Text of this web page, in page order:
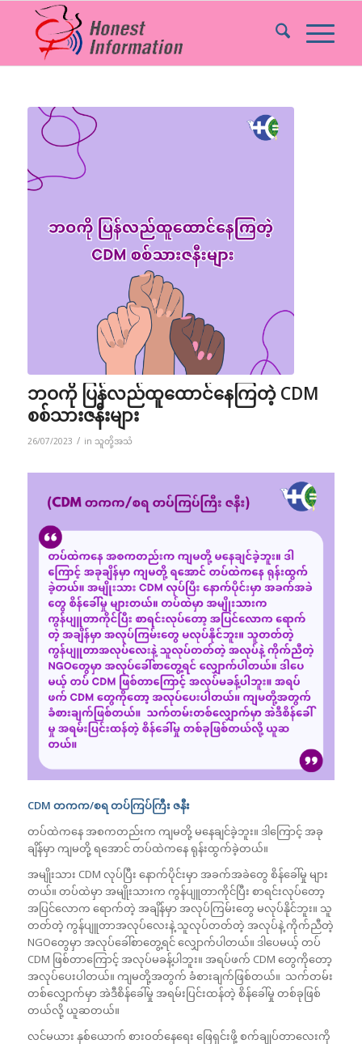
ဘဝကို ပြန်လည်ထူထောင်နေကြတဲ့ CDM
စစ်သားဇနီးများ
26/07/2023 / in သူတို့အသံ
CDM တကက/စရ တပ်ကြပ်ကြီး ဇနီး
တပ်ထဲကနေ အစကတည်းက ကျမတို့ မနေချင်ခဲ့ဘူး။ ဒါကြောင့် အခု
ချိန်မှာ ကျမတို့ ရအောင် တပ်ထဲကနေ ရုန်းထွက်ခဲ့တယ်။
အမျိုးသား CDM လုပ်ပြီး နောက်ပိုင်းမှာ အခက်အခဲတွေ စိန်ခေါ်မှု များ
တယ်။ တပ်ထဲမှာ အမျိုးသားက ကွန်ပျူတာကိုင်ပြီး စာရင်းလုပ်တော့
အပြင်လောက ရောက်တဲ့ အချိန်မှာ အလုပ်ကြမ်းတွေ မလုပ်နိုင်ဘူး။ သူ
တတ်တဲ့ ကွန်ပျူတာအလုပ်လေးနဲ့ သူလုပ်တတ်တဲ့ အလုပ်နဲ့ ကိုက်ညီတဲ့
NGOတွေမှာ အလုပ်ခေါ်စာတွေ့ရင် လျှောက်ပါတယ်။ ဒါပေမယ့် တပ်
CDM ဖြစ်တာကြောင့် အလုပ်မခန့်ပါဘူး။ အရပ်ဖက် CDM တွေကိုတော့
အလုပ်ပေးပါတယ်။ ကျမတို့အတွက် ခံစားချက်ဖြစ်တယ်။ သက်တမ်း
တစ်လျှောက်မှာ အဲဒီစိန်ခေါ်မှု အရမ်းပြင်းထန်တဲ့ စိန်ခေါ်မှု တစ်ခုဖြစ်
တယ်လို့ ယူဆတယ်။
လင်မယား နှစ်ယောက် စားဝတ်နေရေး ဖြေရှင်းဖို့ စက်ချုပ်တာလေးကို